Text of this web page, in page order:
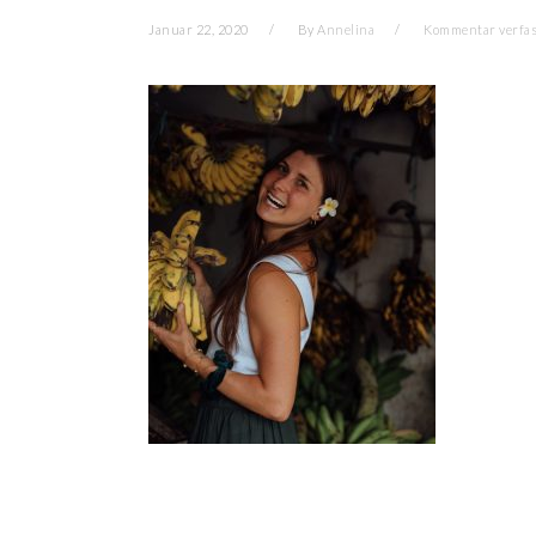
Januar 22, 2020 By Annelina Kommentar